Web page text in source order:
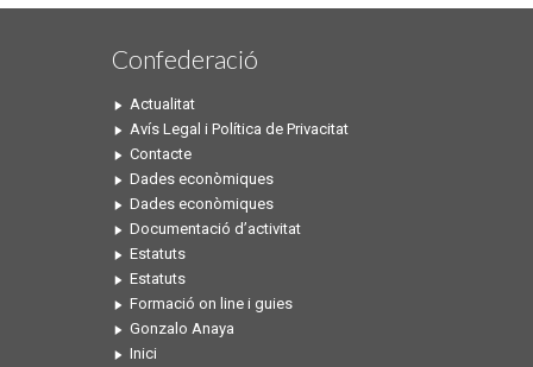
Confederació
Actualitat
Avís Legal i Política de Privacitat
Contacte
Dades econòmiques
Dades econòmiques
Documentació d’activitat
Estatuts
Estatuts
Formació on line i guies
Gonzalo Anaya
Inici